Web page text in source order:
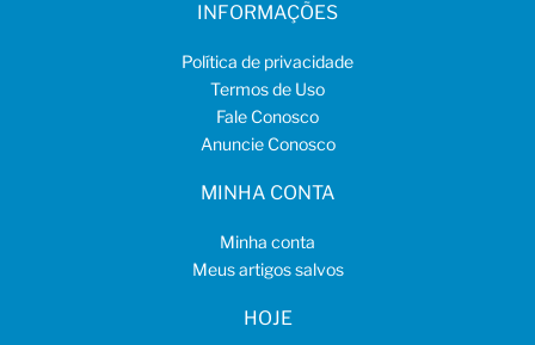
INFORMAÇÕES
Política de privacidade
Termos de Uso
Fale Conosco
Anuncie Conosco
MINHA CONTA
Minha conta
Meus artigos salvos
HOJE